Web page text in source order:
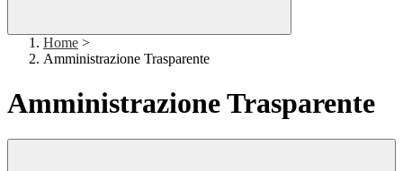
Home >
Amministrazione Trasparente
Amministrazione Trasparente